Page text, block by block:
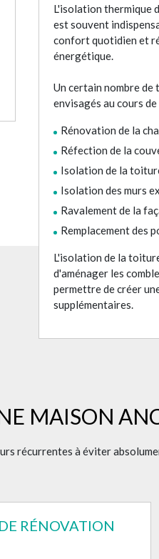
L'isolation thermique
est souvent
confort quotidien et
énergétique.
Un certain nombre
envisagés au cours
Rénovation de la
Réfection de la
Isolation de la
Isolation des murs
Ravalement de la
Remplacement des
L'isolation de la
d'aménager les
permettre de créer
supplémentaires.
MAISON
récurrentes à éviter
RÉNOVATION